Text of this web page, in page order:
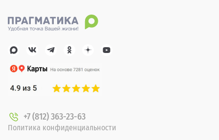
+7 (812) 363-23-63
Политика конфиденциальности